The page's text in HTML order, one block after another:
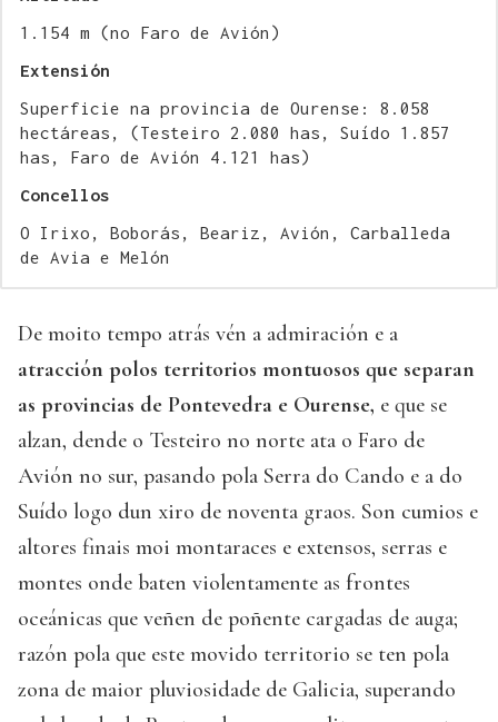
1.154 m (no Faro de Avión)
Extensión
Superficie na provincia de Ourense: 8.058
hectáreas, (Testeiro 2.080 has, Suído 1.857
has, Faro de Avión 4.121 has)
Concellos
O Irixo, Boborás, Beariz, Avión, Carballeda
de Avia e Melón
De moito tempo atrás vén a admiración e a
atracción polos territorios montuosos que separan
as provincias de Pontevedra e Ourense, e que se
alzan, dende o Testeiro no norte ata o Faro de
Avión no sur, pasando pola Serra do Cando e a do
Suído logo dun xiro de noventa graos. Son cumios e
altores finais moi montaraces e extensos, serras e
montes onde baten violentamente as frontes
oceánicas que veñen de poñente cargadas de auga;
razón pola que este movido territorio se ten pola
zona de maior pluviosidade de Galicia, superando